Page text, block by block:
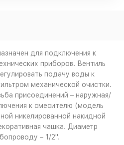
для подключения к
приборов. Вентиль
подачу воды к
механической очистки.
присоединений – наружная/
к смесителю (модель
никелированной накидной
чашка. Диаметр
– 1/2".